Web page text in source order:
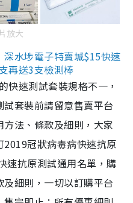
放大
水埗電子特賣城$15快速
再送3支檢測棒
快速測試套裝規格不一，
套裝前請留意售賣平台
法、條款及細則，大家
冠狀病毒病快速抗原
速抗原測試通用名單，購
細則，一切以訂購平台